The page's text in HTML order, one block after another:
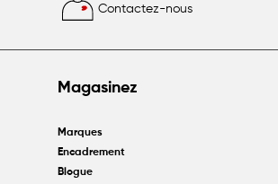
Contactez-nous
Magasinez
Marques
Encadrement
Blogue